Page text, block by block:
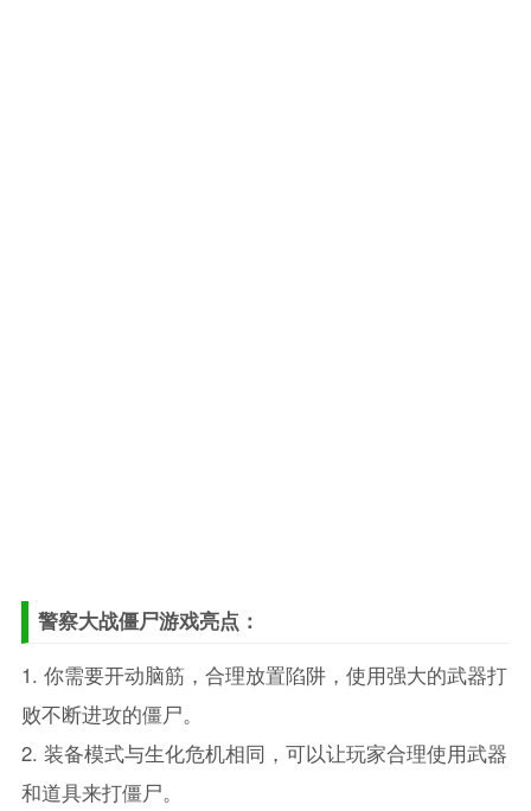
警察大战僵尸游戏亮点：
1. 你需要开动脑筋，合理放置陷阱，使用强大的武器打
败不断进攻的僵尸。
2. 装备模式与生化危机相同，可以让玩家合理使用武器
和道具来打僵尸。